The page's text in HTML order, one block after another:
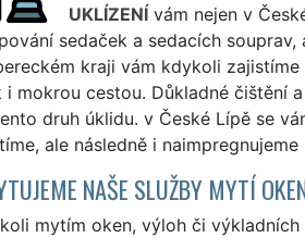
UKLÍZENÍvám nejen v
sedaček a sedacích
kraji vám kdykoli
i mokrou cestou. Důkladné čištění
druh úklidu. v České Lípě se
ale následně i
NAŠE SLUŽBY MYTÍ
mytím oken, výloh či